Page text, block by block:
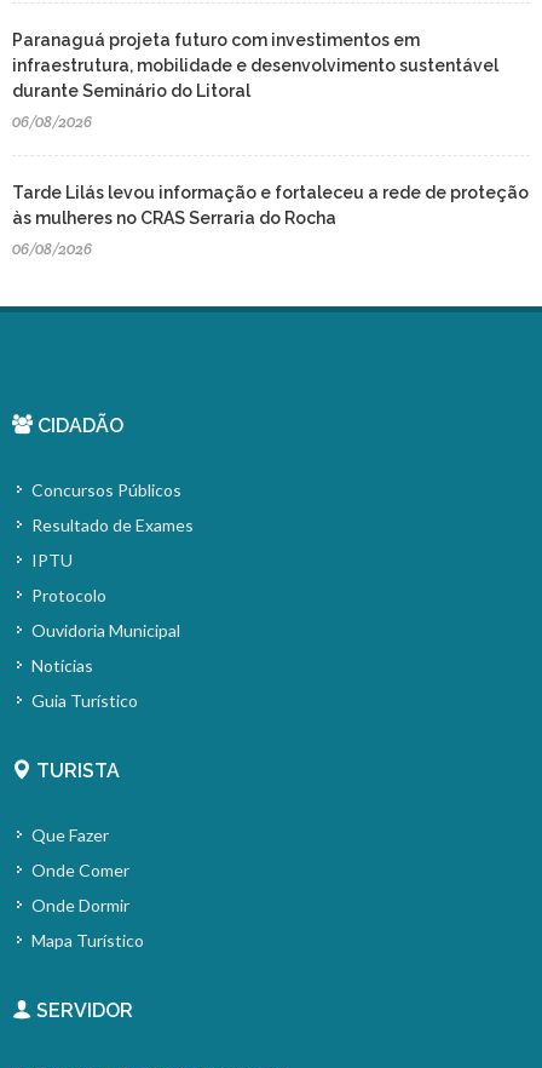
Paranaguá projeta futuro com investimentos em
infraestrutura, mobilidade e desenvolvimento sustentável
durante Seminário do Litoral
06/08/2026
Tarde Lilás levou informação e fortaleceu a rede de proteção
às mulheres no CRAS Serraria do Rocha
06/08/2026
CIDADÃO
Concursos Públicos
Resultado de Exames
IPTU
Protocolo
Ouvidoria Municipal
Notícias
Guia Turístico
TURISTA
Que Fazer
Onde Comer
Onde Dormir
Mapa Turístico
SERVIDOR